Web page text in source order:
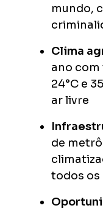
mundo,
Clima
ano
24°C e
ar livre
de
todos os